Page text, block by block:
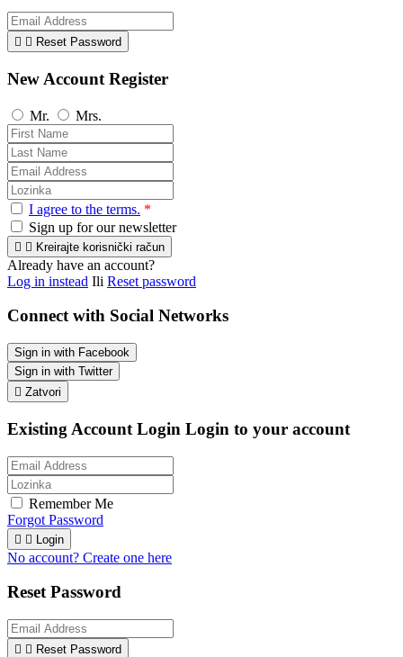
  Reset Password
New Account Register
Mr. Mrs.
I agree to the terms. *
Sign up for our newsletter
  Kreirajte korisnički račun
Already have an account?
Log in instead Ili Reset password
Connect with Social Networks
Sign in with Facebook
Sign in with Twitter
 Zatvori
Existing Account Login Login to your account
Remember Me
Forgot Password
  Login
No account? Create one here
Reset Password
  Reset Password